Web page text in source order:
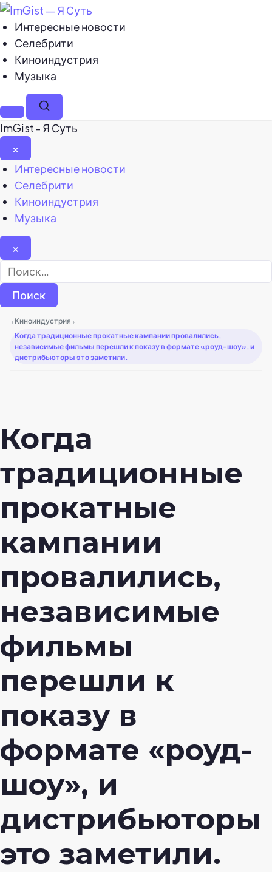
Интересные новости
Селебрити
Киноиндустрия
Музыка
МенюПоиск
ImGist - Я Суть
×
Закрыть
меню
Интересные новости
Селебрити
Киноиндустрия
Музыка
×
Найти:
› Киноиндустрия ›
Когда традиционные прокатные кампании провалились,
независимые фильмы перешли к показу в формате «роуд-шоу», и
дистрибьюторы это заметили.
Когда
традиционные
прокатные
кампании
провалились,
независимые
фильмы
перешли к
показу в
формате «роуд-
шоу», и
дистрибьюторы
это заметили.